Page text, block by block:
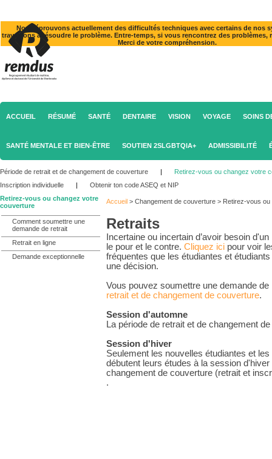
Nous éprouvons actuellement des difficultés techniques avec certains de nos
travaillons à résoudre le problème. Entre-temps, si vous rencontrez des problèmes,
Merci de votre compréhension.
ACCUEIL RÉSUMÉ SANTÉ DENTAIRE VISION VOYAGE SOINS
SANTÉ MENTALE ET BIEN-ÊTRE SOUTIEN 2SLGBTQIA+ ADMISSIBILITÉ
Période de retrait et de changement de couverture |
Retirez-vous ou changez votre
Inscription individuelle
|
Obtenir ton code ASEQ et NIP
Retirez-vous ou changez votre
couverture
Comment soumettre une
demande de retrait
Retrait en ligne
Demande exceptionnelle
Accueil > Changement de couverture > Retirez-vous
Retraits
Incertaine ou incertain d’avoir besoin
le pour et le contre. Cliquez ici pour voir
fréquentes que les étudiantes et
une décision.
Vous pouvez soumettre une demande
retrait et de changement de couverture.
Session d'automne
La période de retrait et de changement
Session d'hiver
Seulement les nouvelles étudiantes et
débutent leurs études à la session
changement de couverture (retrait et
.